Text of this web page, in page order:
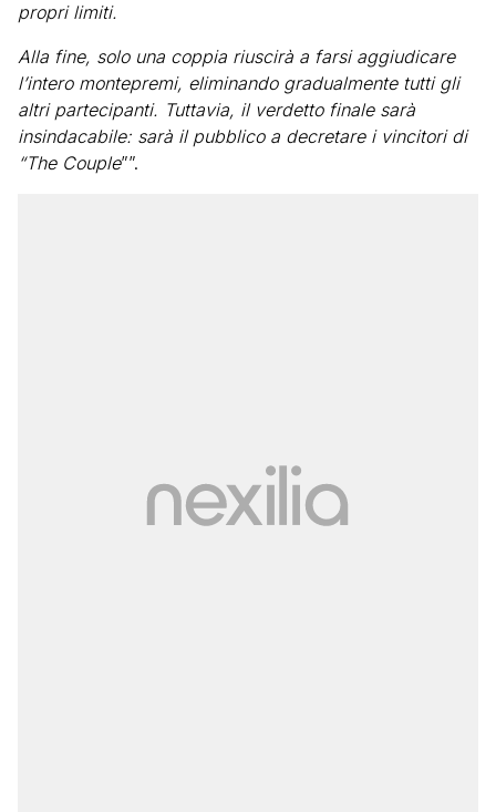
propri limiti.
Alla fine, solo una coppia riuscirà a farsi aggiudicare
l’intero montepremi, eliminando gradualmente tutti gli
altri partecipanti. Tuttavia, il verdetto finale sarà
insindacabile: sarà il pubblico a decretare i vincitori di
“The Couple””.